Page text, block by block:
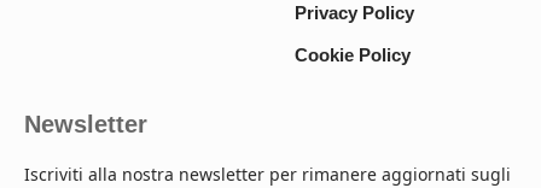
Privacy Policy
Cookie Policy
Newsletter
Iscriviti alla nostra newsletter per rimanere aggiornati sugli